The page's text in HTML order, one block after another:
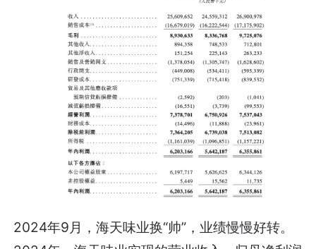
2024年9月，海天味业换“帅”，业绩慢慢好转。